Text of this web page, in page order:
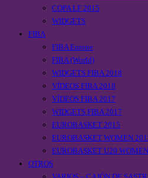
COPA LF 2015
WIDGETS
FIBA
FIBA Europe
FIBA (World)
WIDGETS FIBA 2018
VÍDEOS FIBA 2018
VÍDEOS FIBA 2017
WIDGETS FIBA 2017
EUROBASKET 2015
EUROBASKET WOMEN
EUROBASKET U20
OTROS